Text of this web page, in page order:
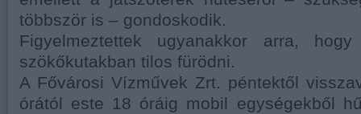
többször is – gondoskodik.
Figyelmeztettek ugyanakkor arra,
szökőkutakban tilos fürödni.
A Fővárosi Vízművek Zrt. péntektől
órától este 18 óráig mobil egységekből